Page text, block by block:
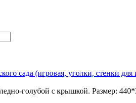
сада (игровая, уголки, стенки
голубой с крышкой. Размер: